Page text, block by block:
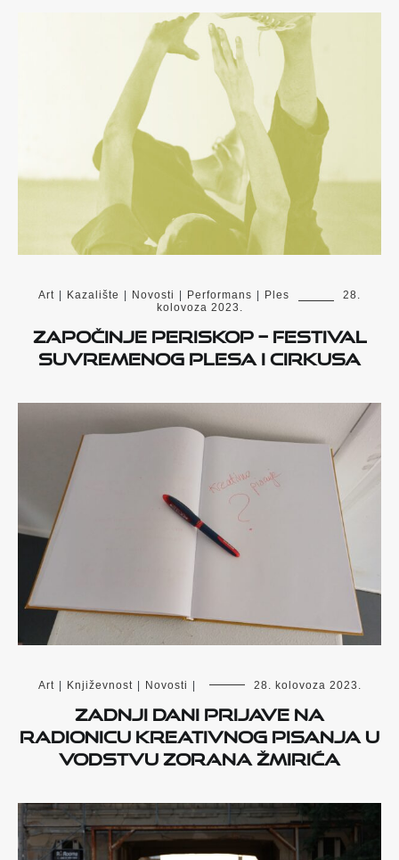
Art | Kazalište | Novosti | Performans | Ples
28.
kolovoza 2023.
Započinje PERISKOP – festival
suvremenog plesa i cirkusa
Art | Književnost | Novosti | 28. kolovoza 2023.
Zadnji dani prijave na
radionicu kreativnog pisanja u
vodstvu Zorana Žmirića